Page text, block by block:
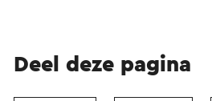
Deel deze pagina